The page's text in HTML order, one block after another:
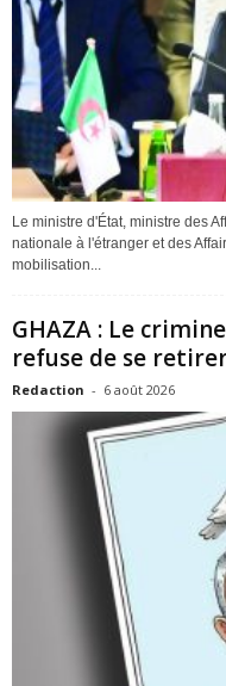
Le ministre d'État, ministre des
nationale à l'étranger et des
mobilisation...
GHAZA : Le
refuse de se
Redaction - 6 août 2026